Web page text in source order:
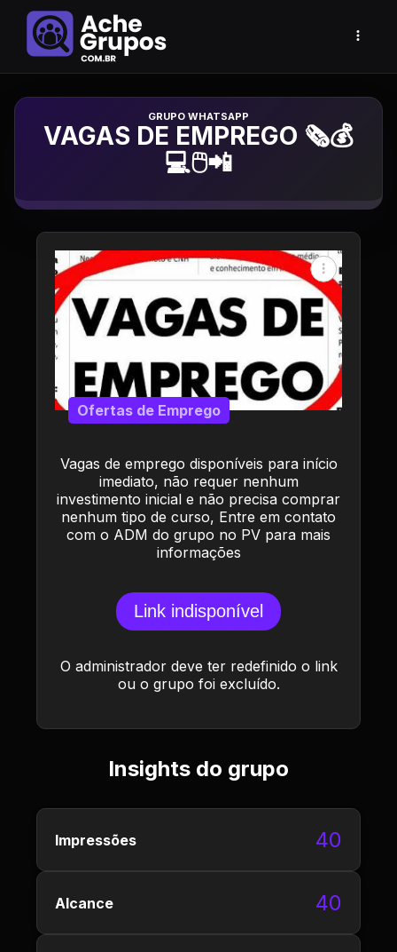
Grupo de Whatsapp
VAGAS DE EMPREGO 🗞️💰
💻🖱️📲
Vagas de emprego disponíveis para início
imediato, não requer nenhum
investimento inicial e não precisa comprar
nenhum tipo de curso, Entre em contato
com o ADM do grupo no PV para mais
informações
Ofertas de Emprego
Link indisponível
O administrador deve ter redefinido o link
ou o grupo foi excluído.
Insights do grupo
Impressões 40
Alcance 40